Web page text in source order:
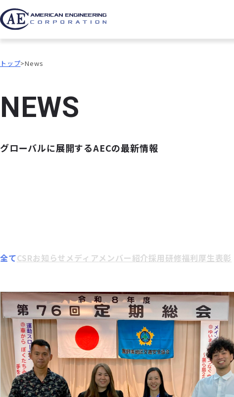
トップ News
NEWS
グローバルに展開するAECの最新情報
全てCSRお知らせメディアメンバー紹介採用研修福利厚生表彰